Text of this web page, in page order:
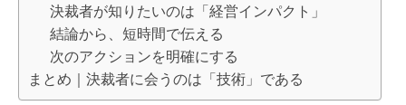
決裁者が知りたいのは「経営インパクト」
結論から、短時間で伝える
次のアクションを明確にする
まとめ｜決裁者に会うのは「技術」である